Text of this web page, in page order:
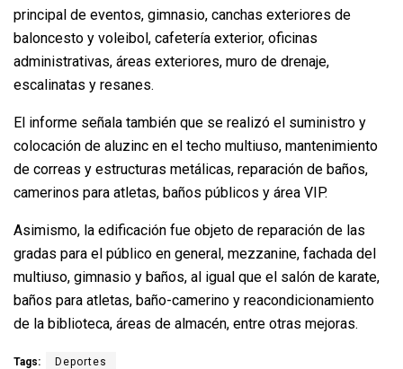
principal de eventos, gimnasio, canchas exteriores de
baloncesto y voleibol, cafetería exterior, oficinas
administrativas, áreas exteriores, muro de drenaje,
escalinatas y resanes.
El informe señala también que se realizó el suministro y
colocación de aluzinc en el techo multiuso, mantenimiento
de correas y estructuras metálicas, reparación de baños,
camerinos para atletas, baños públicos y área VIP.
Asimismo, la edificación fue objeto de reparación de las
gradas para el público en general, mezzanine, fachada del
multiuso, gimnasio y baños, al igual que el salón de karate,
baños para atletas, baño-camerino y reacondicionamiento
de la biblioteca, áreas de almacén, entre otras mejoras.
Tags: Deportes